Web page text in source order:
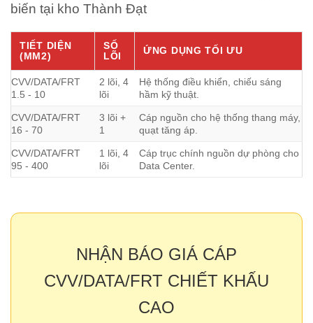
biến tại kho Thành Đạt
TIẾT DIỆN
(MM2)
SỐ
LÕI
ỨNG DỤNG TỐI ƯU
CVV/DATA/FRT
1.5 - 10
2 lõi, 4
lõi
Hệ thống điều khiển, chiếu sáng
hầm kỹ thuật.
CVV/DATA/FRT
16 - 70
3 lõi +
1
Cáp nguồn cho hệ thống thang máy,
quạt tăng áp.
CVV/DATA/FRT
95 - 400
1 lõi, 4
lõi
Cáp trục chính nguồn dự phòng cho
Data Center.
NHẬN BÁO GIÁ CÁP
CVV/DATA/FRT CHIẾT KHẤU
CAO